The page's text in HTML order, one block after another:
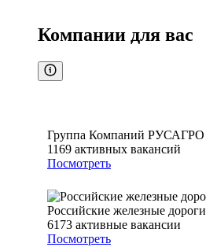
Компании для вас
Группа Компаний РУСАГРО
1169 активных вакансий
Посмотреть
Российские железные дороги
6173 активные вакансии
Посмотреть